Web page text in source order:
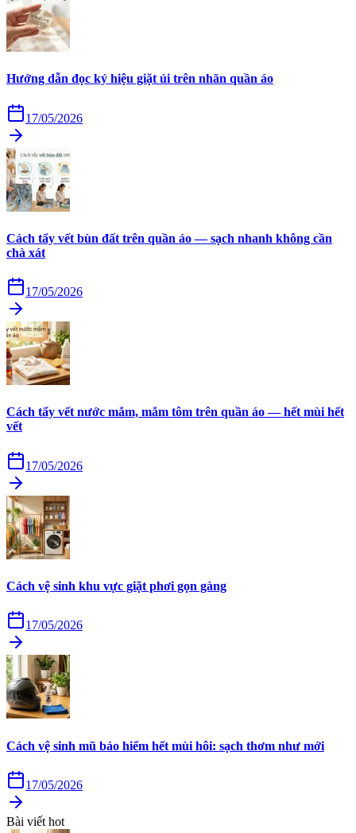
Hướng dẫn đọc ký hiệu giặt ủi trên nhãn quần áo
17/05/2026
Cách tẩy vết bùn đất trên quần áo — sạch nhanh không cần
chà xát
17/05/2026
Cách tẩy vết nước mắm, mắm tôm trên quần áo — hết mùi hết
vết
17/05/2026
Cách vệ sinh khu vực giặt phơi gọn gàng
17/05/2026
Cách vệ sinh mũ bảo hiểm hết mùi hôi: sạch thơm như mới
17/05/2026
Bài viết hot